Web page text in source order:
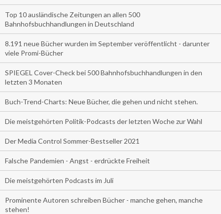
Top 10 ausländische Zeitungen an allen 500
Bahnhofsbuchhandlungen in Deutschland
8.191 neue Bücher wurden im September veröffentlicht - darunter
viele Promi-Bücher
SPIEGEL Cover-Check bei 500 Bahnhofsbuchhandlungen in den
letzten 3 Monaten
Buch-Trend-Charts: Neue Bücher, die gehen und nicht stehen.
Die meistgehörten Politik-Podcasts der letzten Woche zur Wahl
Der Media Control Sommer-Bestseller 2021
Falsche Pandemien - Angst - erdrückte Freiheit
Die meistgehörten Podcasts im Juli
Prominente Autoren schreiben Bücher - manche gehen, manche
stehen!